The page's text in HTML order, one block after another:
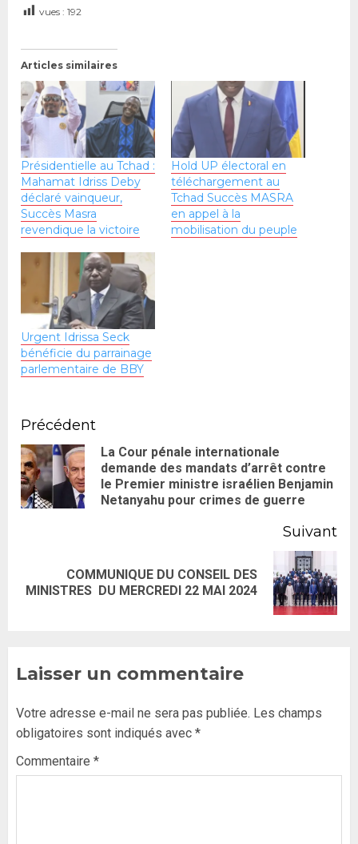
vues : 192
Articles similaires
Présidentielle au Tchad :
Mahamat Idriss Deby
déclaré vainqueur,
Succès Masra
revendique la victoire
Hold UP électoral en
téléchargement au
Tchad Succès MASRA
en appel à la
mobilisation du peuple
Urgent Idrissa Seck
bénéficie du parrainage
parlementaire de BBY
Précédent
La Cour pénale internationale
demande des mandats d’arrêt contre
le Premier ministre israélien Benjamin
Netanyahu pour crimes de guerre
Suivant
COMMUNIQUE DU CONSEIL DES
MINISTRES DU MERCREDI 22 MAI 2024
Laisser un commentaire
Votre adresse e-mail ne sera pas publiée. Les champs
obligatoires sont indiqués avec *
Commentaire *